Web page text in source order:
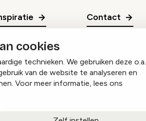
cookies
technieken. We gebruiken deze o.a.
van de website te analyseren en
Voor meer informatie, lees ons
Contact